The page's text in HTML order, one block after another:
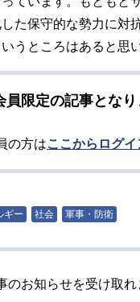
た保守的な勢力に対
うところはあると思い
限定の記事となり
の方はここからログイ
ギー 社会 軍事・防衛
のお知らせを受け取れ